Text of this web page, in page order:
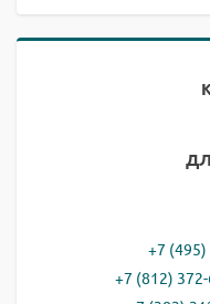
+7
+7 (812)